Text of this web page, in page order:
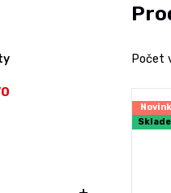
Počet